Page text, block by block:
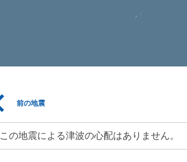
前の地震
この地震による津波の心配はありません。